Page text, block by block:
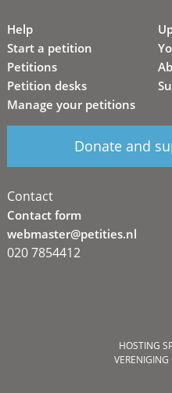
Help
Start a petition
Petitions
Petition desks
Manage your petitions
Donate and
Contact
Contact form
webmaster@petities.nl
020 7854412
HOSTING